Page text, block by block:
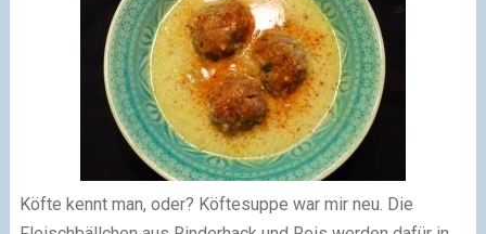
Köfte kennt man, oder? Köftesuppe war mir neu. Die